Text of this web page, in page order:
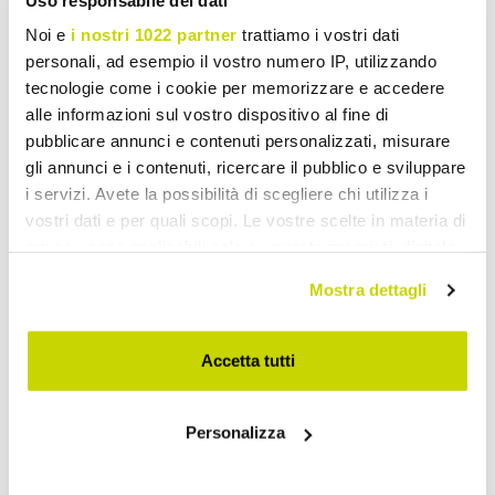
Noi e i nostri 1022 partner trattiamo i vostri dati
personali, ad esempio il vostro numero IP, utilizzando
tecnologie come i cookie per memorizzare e accedere
alle informazioni sul vostro dispositivo al fine di
pubblicare annunci e contenuti personalizzati, misurare
gli annunci e i contenuti, ricercare il pubblico e sviluppare
i servizi. Avete la possibilità di scegliere chi utilizza i
vostri dati e per quali scopi. Le vostre scelte in materia di
modificare o revocare il proprio consenso in qualsiasi
momento dalla Dichiarazione sui cookie o facendo clic
sull'icona di attivazione della privacy.
raccogliere informazioni sulla tua posizione
Mostra dettagli
Accetta tutti
Personalizza
Nur für kurze Zeit! Jetzt
zugreifen!